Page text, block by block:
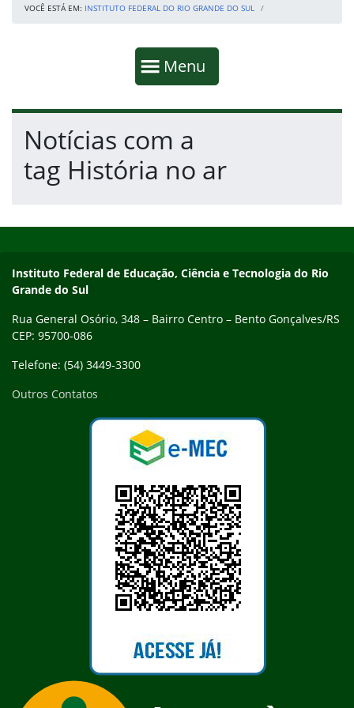
VOCÊ ESTÁ EM: INSTITUTO FEDERAL DO RIO GRANDE DO SUL
Mostrar
Menu
Fim da navegação
Início do conteúdo
Notícias com a
tag História no ar
Contato
Instituto Federal de Educação, Ciência e Tecnologia do Rio
Grande do Sul
Rua General Osório, 348 – Bairro Centro – Bento Gonçalves/RS
CEP: 95700-086
Telefone: (54) 3449-3300
Outros Contatos